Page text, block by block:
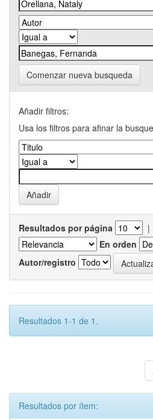
Comenzar nueva busqueda
Añadir filtros:
Usa los filtros para afinar la
Resultados por página |
En orden
Autor/registro
Resultados 1-1 de 1.
Resultados por ítem: